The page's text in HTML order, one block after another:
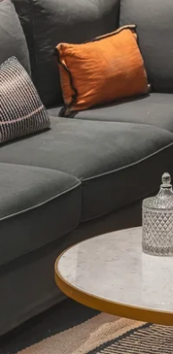
Les informations recueillies
l'objet d'un traitement
demande. la durée de
bénéficiez d'un droit